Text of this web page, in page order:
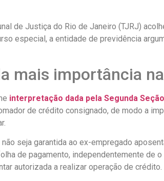
de Justiça do Rio de Janeiro (TJRJ)
especial, a entidade de previdência
mais importância
interpretação dada pela Segunda
de crédito consignado, de modo a
seja garantida ao ex-empregado
de pagamento, independentemente de
autorizada a realizar operação de crédito.